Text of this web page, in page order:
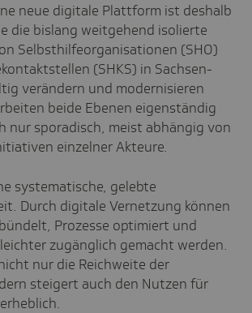
neue digitale Plattform ist deshalb
die bislang weitgehend isolierte
Selbsthilfeorganisationen (SHO)
(SHKS) in Sachsen-
verändern und modernisieren
beide Ebenen eigenständig
nur sporadisch, meist abhängig von
einzelner Akteure.
systematische, gelebte
Durch digitale Vernetzung können
Prozesse optimiert und
zugänglich gemacht werden.
nur die Reichweite der
steigert auch den Nutzen für